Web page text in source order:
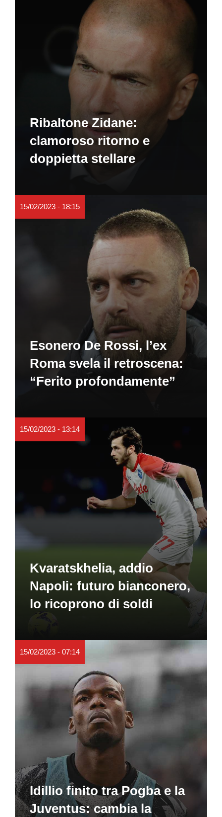
Ribaltone Zidane:
clamoroso ritorno e
doppietta stellare
15/02/2023 - 18:15
Esonero De Rossi, l’ex
Roma svela il retroscena:
“Ferito profondamente”
15/02/2023 - 13:14
Kvaratskhelia, addio
Napoli: futuro bianconero,
lo ricoprono di soldi
15/02/2023 - 07:14
Idillio finito tra Pogba e la
Juventus: cambia la